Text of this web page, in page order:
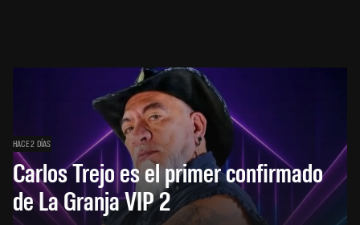
HACE 2 DÍAS
Carlos Trejo es el primer confirmado
de La Granja VIP 2